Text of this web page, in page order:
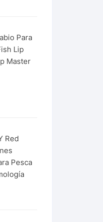
Para
Lip
Master
Red
Pesca